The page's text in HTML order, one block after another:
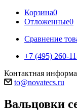
Корзина0
Отложенные0
Сравнение
+7 (495) 260-
Контактная
to@novatecs.ru
Вальцовки